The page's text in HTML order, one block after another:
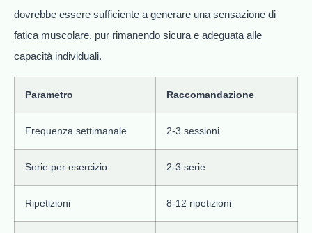
dovrebbe essere sufficiente a generare una sensazione di
fatica muscolare, pur rimanendo sicura e adeguata alle
capacità individuali.
Parametro Raccomandazione
Frequenza settimanale 2-3 sessioni
Serie per esercizio 2-3 serie
Ripetizioni 8-12 ripetizioni